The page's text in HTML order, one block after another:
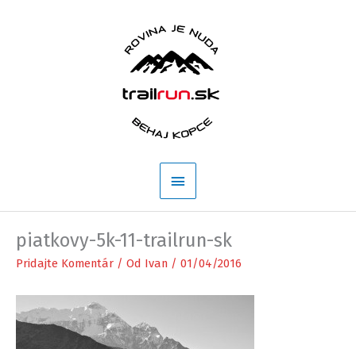
Hlavné
Menu
piatkovy-5k-11-trailrun-sk
Pridajte Komentár / Od Ivan / 01/04/2016